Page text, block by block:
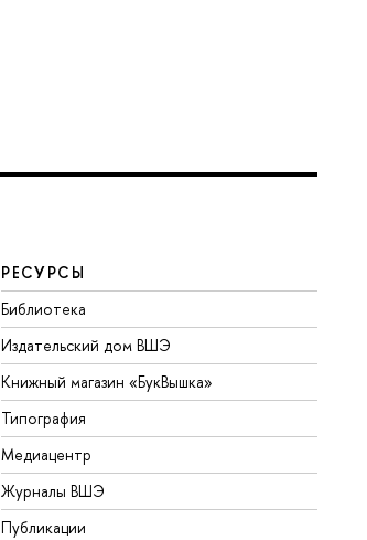
РЕСУРСЫ
Библиотека
Издательский дом ВШЭ
Книжный магазин «БукВышка»
Типография
Медиацентр
Журналы ВШЭ
Публикации